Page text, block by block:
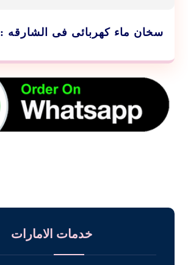
سخان ماء كهربائى فى الشارقه :0543172044
خدمات الامارات